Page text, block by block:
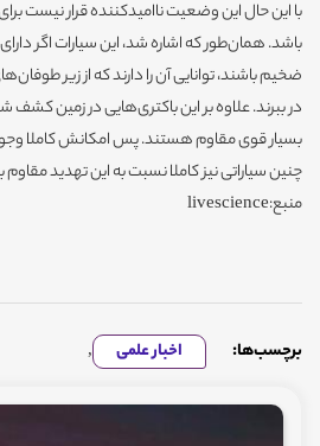
با این حال این وضعیت ناامیدکننده قرار نیست
باشد. همان‌طور که اشاره شد، این سیارات اگر
ضخیم باشند، توانایی آن را دارند که از زیر
در ببرند. علاوه بر این باکتری‌هایی در زمین
بسیار قوی مقاوم هستند. پس امکانش کاملا
چنین سیاراتی نیز کاملا نسبت به این تهدید مقاوم
منبع:livescience
برچسب‌ها: اخبار علمی ,